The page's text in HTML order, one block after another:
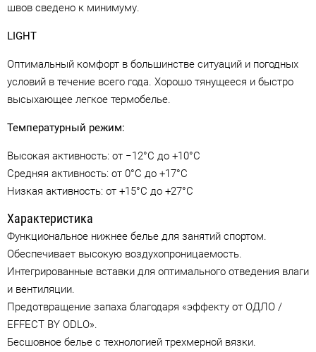
швов сведено к минимуму.
LIGHT
Оптимальный комфорт в большинстве ситуаций и погодных
условий в течение всего года. Хорошо тянущееся и быстро
высыхающее легкое термобелье.
Температурный режим:
Высокая активность: от −12°C до +10°C
Средняя активность: от 0°C до +17°C
Низкая активность: от +15°C до +27°C
Характеристика
Функциональное нижнее белье для занятий спортом.
Обеспечивает высокую воздухопроницаемость.
Интегрированные вставки для оптимального отведения влаги
и вентиляции.
Предотвращение запаха благодаря «эффекту от ОДЛО /
EFFECT BY ODLO».
Бесшовное белье с технологией трехмерной вязки.